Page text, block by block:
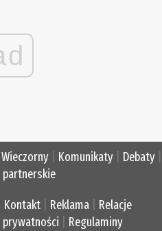
Komunikaty Debaty
partnerskie
Kontakt Reklama
Relacje
prywatności Regulaminy